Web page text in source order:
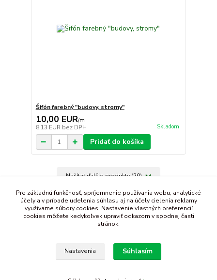
Šifón farebný "budovy, stromy"
10,00 EUR/m
8,13 EUR bez DPH Skladom
Pridať do košíka
Načítať ďalšie produkty (20)
strana z 3ďalšie
Pre základnú funkčnosť, spríjemnenie používania webu, analytické
účely a v prípade udelenia súhlasu aj na účely cielenia reklamy
využívame súbory cookies. Nastavenie vlastných preferencií
cookies môžete kedykoľvek upraviť odkazom v spodnej časti
stránok.
Nastavenia Súhlasím